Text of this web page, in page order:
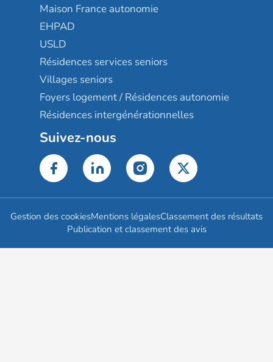
Maison France autonomie
EHPAD
USLD
Résidences services seniors
Villages seniors
Foyers logement / Résidences autonomie
Résidences intergénérationnelles
Suivez-nous
Gestion des cookiesMentions légalesClassement des résultats
Publication et classement des avis